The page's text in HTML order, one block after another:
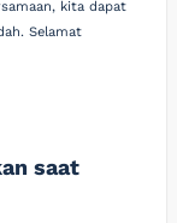
kita dapat
Selamat
saat